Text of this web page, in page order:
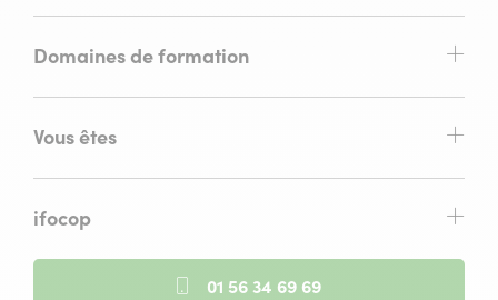
Domaines de formation
Vous êtes
ifocop
01 56 34 69 69